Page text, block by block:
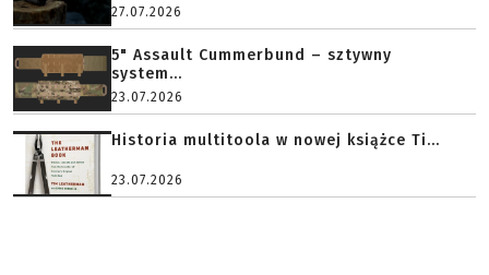
27.07.2026
5" Assault Cummerbund – sztywny
system...
23.07.2026
Historia multitoola w nowej książce Ti...
23.07.2026